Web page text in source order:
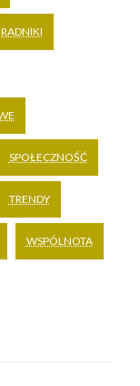
SPOŁECZNOŚĆ
TRENDY
WSPÓLNOTA